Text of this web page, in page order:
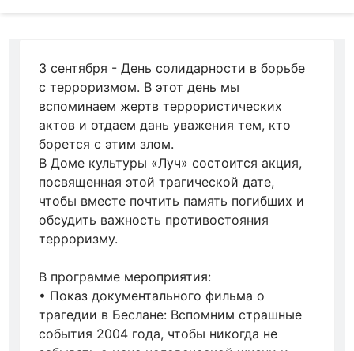
3 сентября - День солидарности в борьбе
с терроризмом. В этот день мы
вспоминаем жертв террористических
актов и отдаем дань уважения тем, кто
борется с этим злом.
В Доме культуры «Луч» состоится акция,
посвященная этой трагической дате,
чтобы вместе почтить память погибших и
обсудить важность противостояния
терроризму.
В программе мероприятия:
• Показ документального фильма о
трагедии в Беслане: Вспомним страшные
события 2004 года, чтобы никогда не